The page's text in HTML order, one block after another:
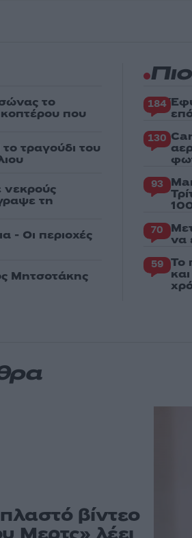
το
που
τραγούδι του
νεκρούς
τη
- Οι περιοχές
Μητσοτάκης
184
130
93
70
να
59 Το
βίντεο